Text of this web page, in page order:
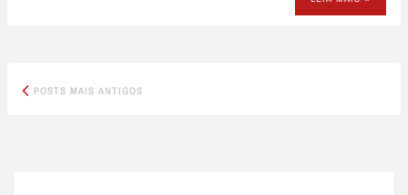
Posts
POSTS MAIS ANTIGOS